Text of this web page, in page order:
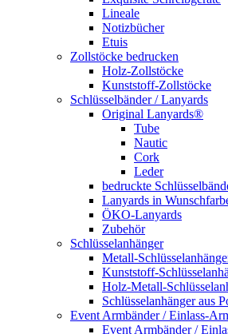
Lineale
Notizbücher
Etuis
Zollstöcke bedrucken
Holz-Zollstöcke
Kunststoff-Zollstöcke
Schlüsselbänder / Lanyards
Original Lanyards®
Tube
Nautic
Cork
Leder
bedruckte
Lanyards in
ÖKO-Lanyards
Zubehör
Schlüsselanhänger
Metall-
Kunststoff-
Holz-Metall-
Schlüsselanhänger aus
Event Armbänder / Einlass-
Event Armbänder /